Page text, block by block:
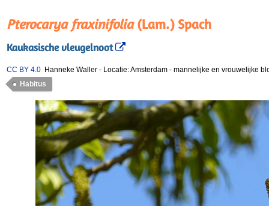
Pterocarya fraxinifolia(Lam.) Spach
Kaukasische vleugelnoot
CC BY 4.0 Hanneke Waller - Locatie: Amsterdam - mannelijke en vrouwelijke
Habitus